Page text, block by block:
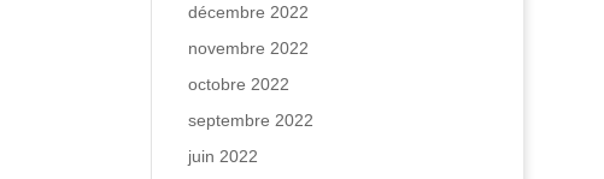
décembre 2022
novembre 2022
octobre 2022
septembre 2022
juin 2022